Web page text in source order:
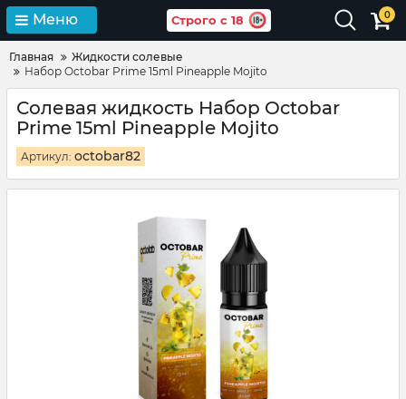
Меню Строго с 18 0
Главная
Жидкости солевые
Набор Octobar Prime 15ml Pineapple Mojito
Солевая жидкость Набор Octobar
Prime 15ml Pineapple Mojito
Артикул: octobar82